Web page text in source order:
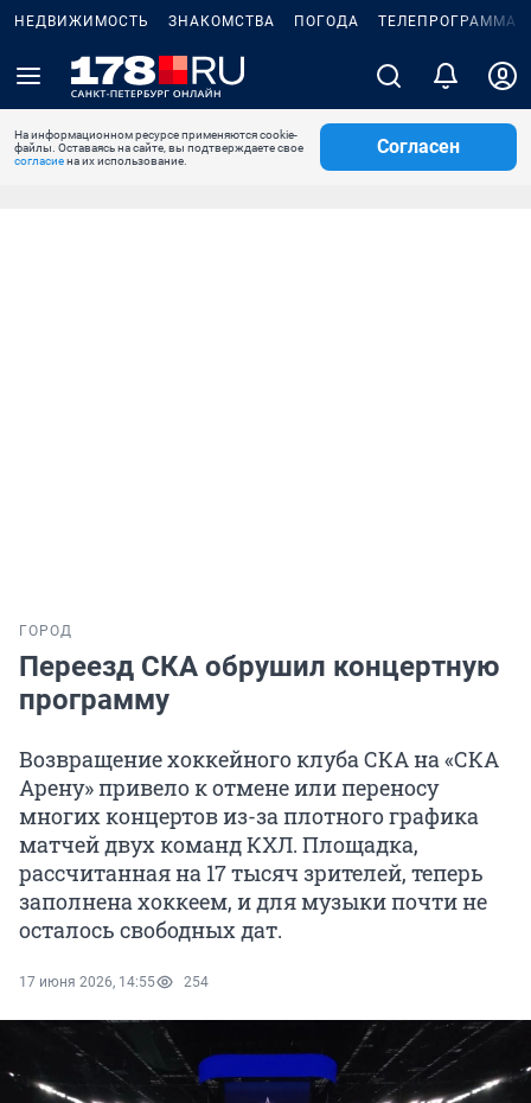
НЕДВИЖИМОСТЬ ЗНАКОМСТВА ПОГОДА ТЕЛЕПРОГРАММА
На информационном ресурсе применяются cookie-
файлы. Оставаясь на сайте, вы подтверждаете свое
согласиена их использование.
Согласен
ГОРОД
Переезд СКА обрушил концертную
программу
Возвращение хоккейного клуба СКА на «СКА
Арену» привело к отмене или переносу
многих концертов из-за плотного графика
матчей двух команд КХЛ. Площадка,
рассчитанная на 17 тысяч зрителей, теперь
заполнена хоккеем, и для музыки почти не
осталось свободных дат.
17 июня 2026, 14:55 254